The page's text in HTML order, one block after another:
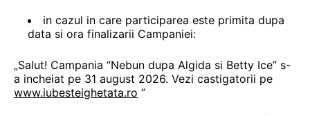
in cazul in care participarea este primita dupa
data si ora finalizarii Campaniei:
„Salut! Campania “Nebun dupa Algida si Betty Ice” s-
a incheiat pe 31 august 2026. Vezi castigatorii pe
www.iubesteighetata.ro ”